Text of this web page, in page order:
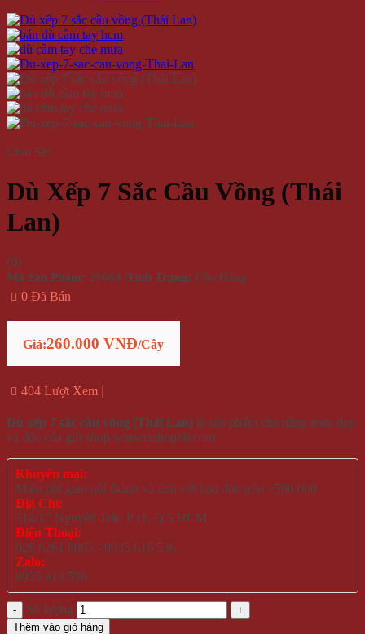
Chia Sẻ:
Dù Xếp 7 Sắc Cầu Vồng (Thái
Lan)
(0)
Mã Sản Phẩm: 28668 |Tình Trạng: Còn Hàng
0 Đã Bán
Giá:260.000 VNĐ/Cây
404 Lượt Xem
Dù xếp 7 sắc cầu vồng (Thái Lan) là sản phẩm che nắng mưa đẹp
và độc của gift shop winwinshop88.com
Khuyến mại:
Miễn phí giao nội thành và tỉnh với hoá đơn trên >500.000
Địa Chỉ:
714/17 Nguyễn Trãi, P.11, Q.5 HCM
Điện Thoại:
028 6261 0065 - 0935 616 536
Zalo:
0935 616 536
Số lượng
Thêm vào giỏ hàng